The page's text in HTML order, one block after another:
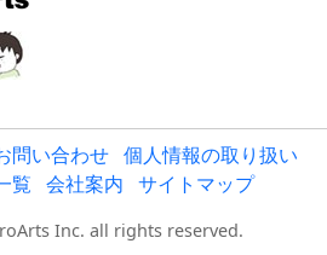
問い合わせ 個人情報の取り扱い
覧 会社案内 サイトマップ
Inc. all rights reserved.